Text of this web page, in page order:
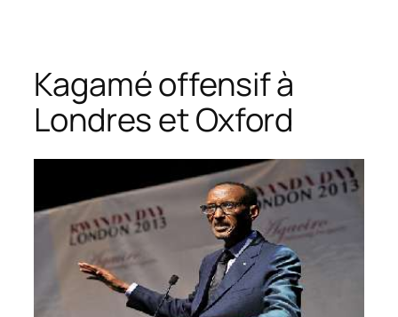
Kagamé offensif à
Londres et Oxford